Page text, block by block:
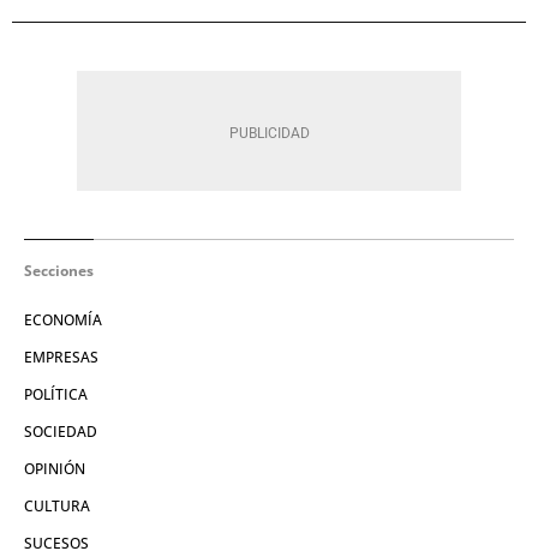
Secciones
ECONOMÍA
EMPRESAS
POLÍTICA
SOCIEDAD
OPINIÓN
CULTURA
SUCESOS